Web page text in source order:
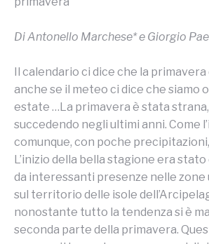
Di Antonello Marchese* e Giorgio
Il calendario ci dice che la primavera
anche se il meteo ci dice che siamo
estate …La primavera è stata
succedendo negli ultimi anni. Come
comunque, con poche
L’inizio della bella stagione era
da interessanti presenze nelle zone
sul territorio delle isole
nonostante tutto la tendenza si è
seconda parte della primavera.